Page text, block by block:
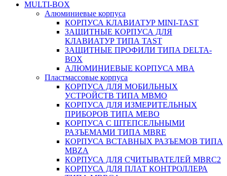
MULTI-BOX
Алюминиевые корпуса
КОРПУСА КЛАВИАТУР MINI-TAST
ЗАЩИТНЫЕ КОРПУСА ДЛЯ
КЛАВИАТУР ТИПА TAST
ЗАЩИТНЫЕ ПРОФИЛИ ТИПА DELTA-
BOX
АЛЮМИНИЕВЫЕ КОРПУСА MBA
Пластмассовые корпуса
КОРПУСА ДЛЯ МОБИЛЬНЫХ
УСТРОЙСТВ ТИПА MBMO
КОРПУСА ДЛЯ ИЗМЕРИТЕЛЬНЫХ
ПРИБОРОВ ТИПА MEBO
КОРПУСА С ШТЕПСЕЛЬНЫМИ
РАЗЪЕМАМИ ТИПА MBRE
КОРПУСА ВСТАВНЫХ РАЗЪЕМОВ ТИПА
MBZA
КОРПУСА ДЛЯ СЧИТЫВАТЕЛЕЙ MBRC2
КОРПУСА ДЛЯ ПЛАТ КОНТРОЛЛЕРА